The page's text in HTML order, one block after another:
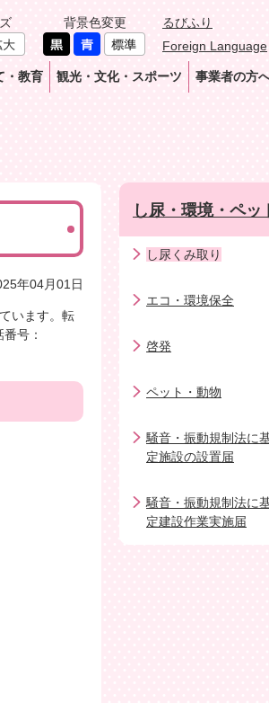
背景色変更
るびふり
Foreign Language
・教育 観光・文化・スポーツ 事業者の方
年04月01日
います。転
号：
し尿・環境・ペッ
し尿くみ取り
エコ・環境保全
啓発
ペット・動物
騒音・振動規制法に
定施設の設置届
騒音・振動規制法に
定建設作業実施届